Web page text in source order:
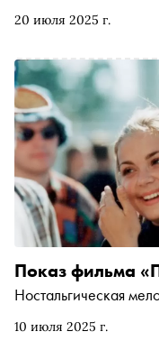
20 июля 2025 г.
реальность в
10 июля 2025 г.
Показ фильма
Ностальгическая